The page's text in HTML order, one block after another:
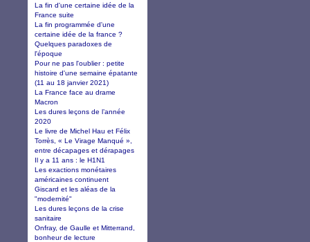
La fin d'une certaine idée de la
France suite
La fin programmée d'une
certaine idée de la france ?
Quelques paradoxes de
l'époque
Pour ne pas l'oublier : petite
histoire d'une semaine épatante
(11 au 18 janvier 2021)
La France face au drame
Macron
Les dures leçons de l’année
2020
Le livre de Michel Hau et Félix
Torrès, « Le Virage Manqué »,
entre décapages et dérapages
Il y a 11 ans : le H1N1
Les exactions monétaires
américaines continuent
Giscard et les aléas de la
"modernité"
Les dures leçons de la crise
sanitaire
Onfray, de Gaulle et Mitterrand,
bonheur de lecture